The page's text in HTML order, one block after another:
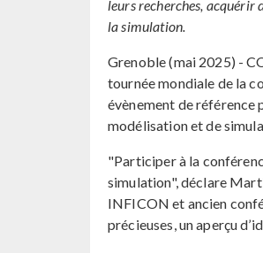
leurs recherches, acquérir
la simulation.
Grenoble (mai 2025) -
tournée mondiale de la
évènement de référence
modélisation et de
"Participer à la
simulation", déclare
INFICON et ancien
précieuses, un aperçu